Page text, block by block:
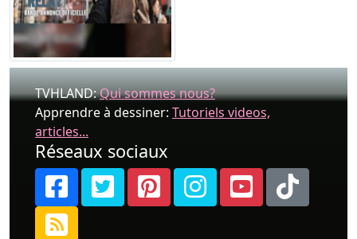
TVHLAND:Qui sommes nous?
Apprendre à dessiner: Tutoriels videos,
articles...
Réseaux sociaux